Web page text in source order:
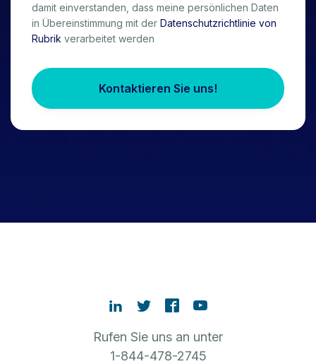
damit einverstanden, dass meine persönlichen Daten
in Übereinstimmung mit der Datenschutzrichtlinie von
Rubrik verarbeitet werden
Kontaktieren Sie uns!
Rufen Sie uns an unter
1-844-478-2745